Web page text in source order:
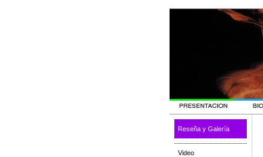
Reseña y Galería
Video